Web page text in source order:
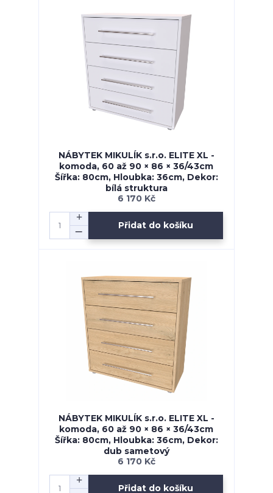
NÁBYTEK MIKULÍK s.r.o. ELITE XL -
komoda, 60 až 90 × 86 × 36/43cm
Šířka: 80cm, Hloubka: 36cm, Dekor:
bílá struktura
6 170 Kč
Přidat do košíku
NÁBYTEK MIKULÍK s.r.o. ELITE XL -
komoda, 60 až 90 × 86 × 36/43cm
Šířka: 80cm, Hloubka: 36cm, Dekor:
dub sametový
6 170 Kč
Přidat do košíku